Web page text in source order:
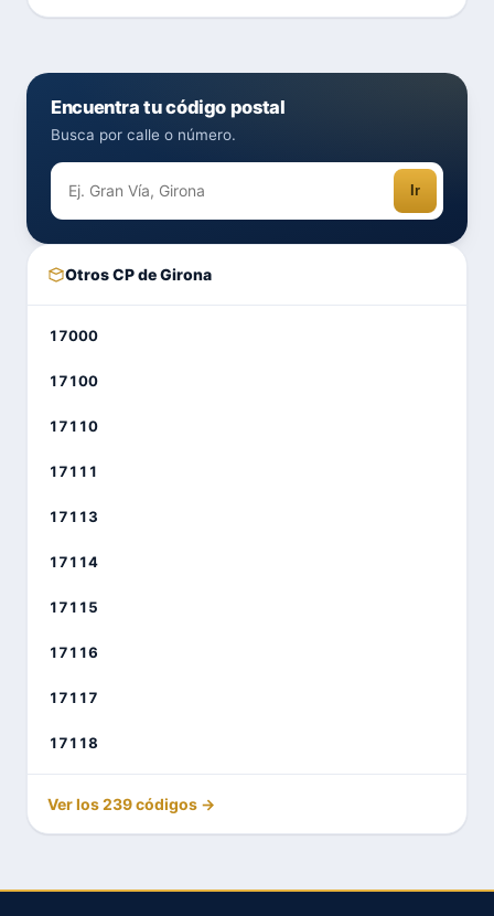
Encuentra tu código postal
Busca por calle o número.
Ir
Otros CP de Girona
17000
17100
17110
17111
17113
17114
17115
17116
17117
17118
Ver los 239 códigos →